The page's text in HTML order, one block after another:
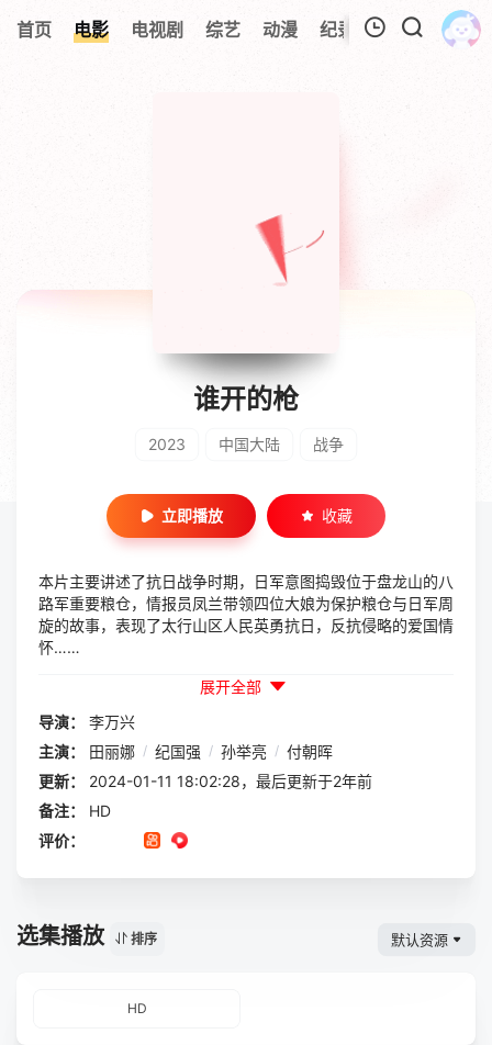
首页 电影 电视剧 综艺 动漫 纪录片 视频短片
暂无观看影片的记录
谁开的枪
2023 中国大陆 战争
立即播放 收藏
本片主要讲述了抗日战争时期，日军意图捣毁位于盘龙山的八
路军重要粮仓，情报员凤兰带领四位大娘为保护粮仓与日军周
旋的故事，表现了太行山区人民英勇抗日，反抗侵略的爱国情
怀……
展开全部
导演：
李万兴
主演：
田丽娜 / 纪国强 / 孙举亮 / 付朝晖
更新：
2024-01-11 18:02:28，最后更新于2年前
备注：
HD
评价：
选集播放 排序 默认资源
HD